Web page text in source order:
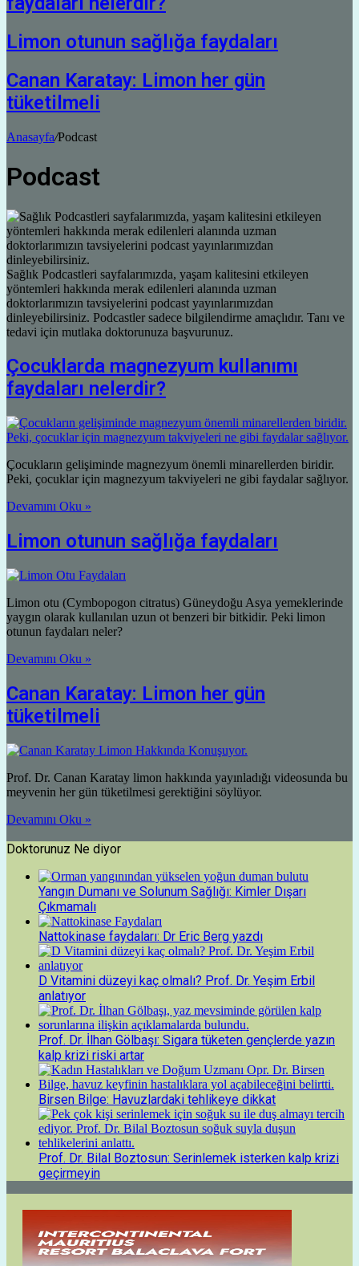
Limon otunun sağlığa faydaları
Canan Karatay: Limon her gün
tüketilmeli
Anasayfa/Podcast
Podcast
Sağlık Podcastleri sayfalarımızda, yaşam kalitesini etkileyen
yöntemleri hakkında merak edilenleri alanında uzman
doktorlarımızın tavsiyelerini podcast yayınlarımızdan
dinleyebilirsiniz. Podcastler sadece bilgilendirme amaçlıdır. Tanı ve
tedavi için mutlaka doktorunuza başvurunuz.
Çocuklarda magnezyum kullanımı
faydaları nelerdir?
Çocukların gelişiminde magnezyum önemli minarellerden biridir.
Peki, çocuklar için magnezyum takviyeleri ne gibi faydalar sağlıyor.
Devamını Oku »
Limon otunun sağlığa faydaları
Limon otu (Cymbopogon citratus) Güneydoğu Asya yemeklerinde
yaygın olarak kullanılan uzun ot benzeri bir bitkidir. Peki limon
otunun faydaları neler?
Devamını Oku »
Canan Karatay: Limon her gün
tüketilmeli
Prof. Dr. Canan Karatay limon hakkında yayınladığı videosunda bu
meyvenin her gün tüketilmesi gerektiğini söylüyor.
Devamını Oku »
Doktorunuz Ne diyor
Yangın Dumanı ve Solunum Sağlığı: Kimler Dışarı
Çıkmamalı
Nattokinase faydaları: Dr Eric Berg yazdı
D Vitamini düzeyi kaç olmalı? Prof. Dr. Yeşim Erbil
anlatıyor
Prof. Dr. İlhan Gölbaşı: Sigara tüketen gençlerde yazın
kalp krizi riski artar
Birsen Bilge: Havuzlardaki tehlikeye dikkat
Prof. Dr. Bilal Boztosun: Serinlemek isterken kalp krizi
geçirmeyin